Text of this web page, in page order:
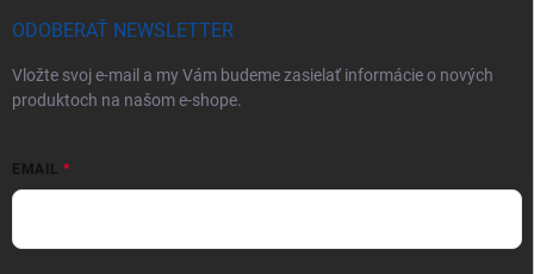
ODOBERAŤ NEWSLETTER
Vložte svoj e-mail a my Vám budeme zasielať informácie o nových
produktoch na našom e-shope.
EMAIL